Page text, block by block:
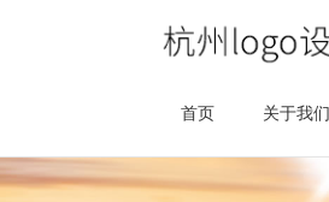
首页 关于我们